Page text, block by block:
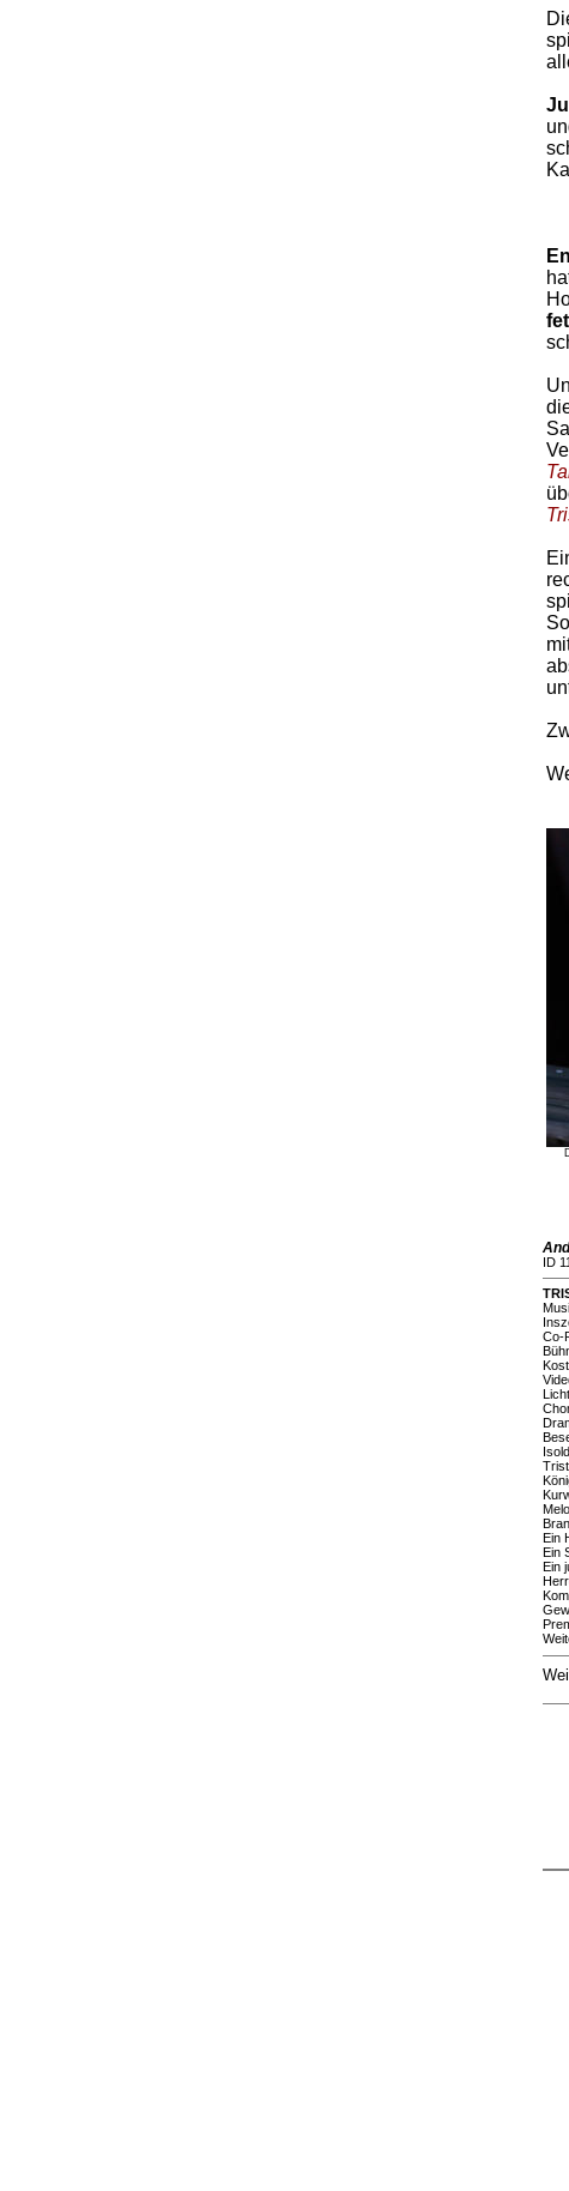
ID
Co-
Ein
Ein
Ein